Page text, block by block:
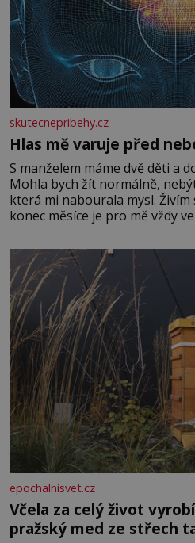
skutecnepribehy.cz
Hlas mě varuje před
S manželem máme dvě děti a
Mohla bych žít normálně,
která mi nabourala mysl.
konec měsíce je pro mě vždy
dál častěji volá o pomoc, co se
epochalnisvet.cz
Včela za celý život
pražský med ze střech